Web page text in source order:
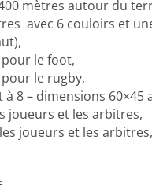
mètres autour du
avec 6 couloirs et
le foot,
le rugby,
8 – dimensions 60×45
joueurs et les arbitres,
joueurs et les arbitres,